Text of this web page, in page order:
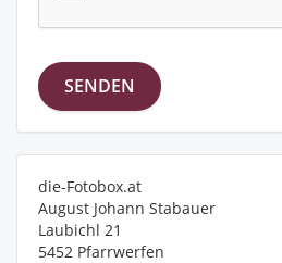
die-Fotobox.at
August Johann Stabauer
Laubichl 21
5452 Pfarrwerfen